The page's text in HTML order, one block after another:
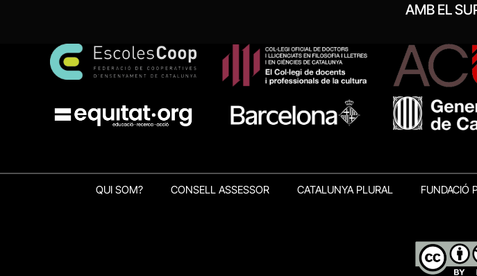
AMB EL
QUI SOM? CONSELL ASSESSOR CATALUNYA PLURAL FUNDACIÓ